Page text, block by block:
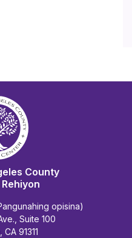
County
opisina)
Suite 100
91311